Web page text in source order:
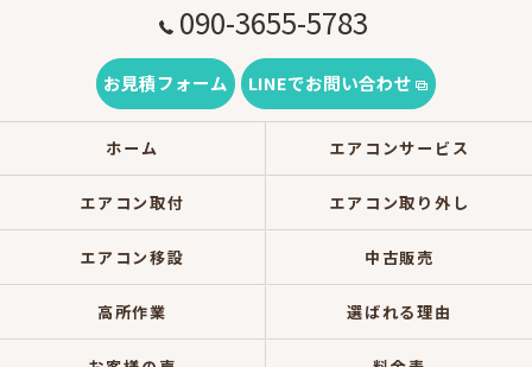
090-3655-5783
お見積フォーム LINEでお問い合わせ
ホーム エアコンサービス
エアコン取付 エアコン取り外し
エアコン移設 中古販売
高所作業 選ばれる理由